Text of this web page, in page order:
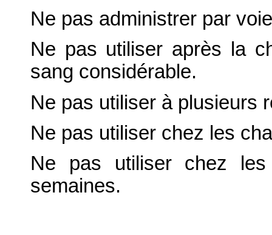
Ne pas administrer par
Ne pas utiliser après la
sang considérable.
Ne pas utiliser à plusieurs
Ne pas utiliser chez les
Ne pas utiliser chez
semaines.